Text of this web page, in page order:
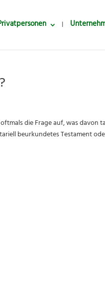
die Frage auf, was davon
beurkundetes Testament